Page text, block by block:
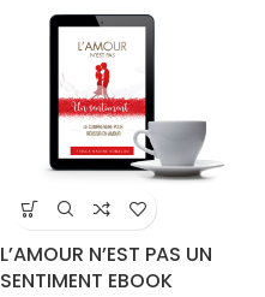
L’AMOUR N’EST PAS UN
SENTIMENT EBOOK